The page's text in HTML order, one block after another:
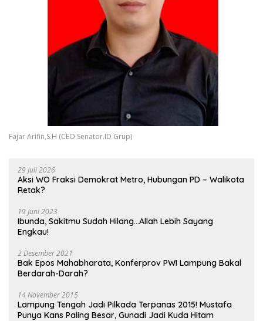
Fajar Arifin,S.H (CEO Senator.ID Grup)
29 Juli 2026
Aksi WO Fraksi Demokrat Metro, Hubungan PD – Walikota
Retak?
19 Juni 2023
Ibunda, Sakitmu Sudah Hilang…Allah Lebih Sayang
Engkau!
2 Desember 2021
Bak Epos Mahabharata, Konferprov PWI Lampung Bakal
Berdarah-Darah?
14 November 2015
Lampung Tengah Jadi Pilkada Terpanas 2015! Mustafa
Punya Kans Paling Besar, Gunadi Jadi Kuda Hitam